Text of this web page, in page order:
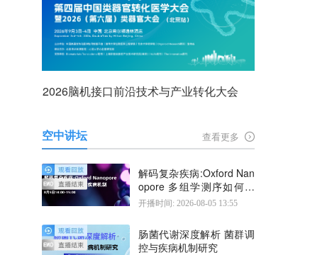
2026脑机接口前沿技术与产业转化大会
空中讲坛 查看更多
解码复杂疾病:Oxford Nan
opore 多组学测序如何揭
示疾病机制
开播时间: 2026-08-05 13:55
肠菌代谢深度解析 菌群调
控与疾病机制研究